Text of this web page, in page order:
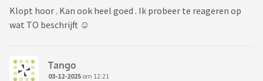
Klopt hoor . Kan ook heel goed . Ik probeer te reageren op
wat TO beschrijft ☺️
Tango
03-12-2025 om 12:21